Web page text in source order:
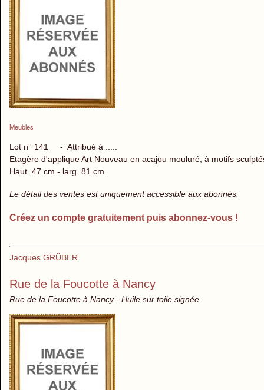
Meubles
Lot n° 141 - Attribué à .....
Etagère d'applique Art Nouveau en acajou mouluré, à motifs
Haut. 47 cm - larg. 81 cm.
Le détail des ventes est uniquement accessible aux abonnés.
Créez un compte gratuitement puis abonnez-vous !
Jacques GRÜBER
Rue de la Foucotte à Nancy
Rue de la Foucotte à Nancy - Huile sur toile signée